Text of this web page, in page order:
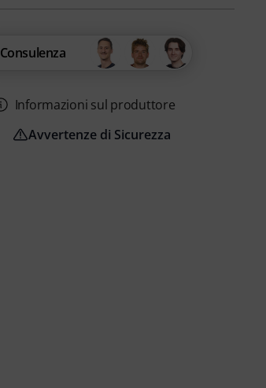
Consulenza
Informazioni sul produttore
Avvertenze di Sicurezza